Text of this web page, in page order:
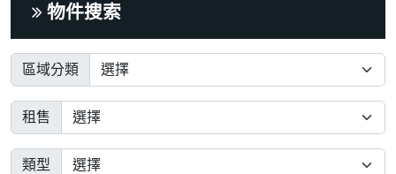
物件搜索
區域分類
租售
類型